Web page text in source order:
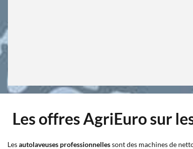
Les offres AgriEuro sur
Lesautolaveuses professionnellessont des machines de